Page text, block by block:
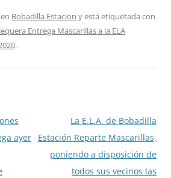
Bobadilla Estacion y está etiquetada con
Entrega Mascarillas a la ELA
.
ayer
La E.L.A. de Bobadilla
Estación Reparte Mascarillas,
poniendo a disposición de
todos sus vecinos las